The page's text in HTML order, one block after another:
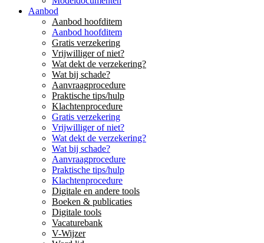
Aanbod
Aanbod hoofditem
Aanbod hoofditem
Gratis verzekering
Vrijwilliger of niet?
Wat dekt de verzekering?
Wat bij schade?
Aanvraagprocedure
Praktische tips/hulp
Klachtenprocedure
Gratis verzekering
Vrijwilliger of niet?
Wat dekt de verzekering?
Wat bij schade?
Aanvraagprocedure
Praktische tips/hulp
Klachtenprocedure
Digitale en andere tools
Boeken & publicaties
Digitale tools
Vacaturebank
V-Wijzer